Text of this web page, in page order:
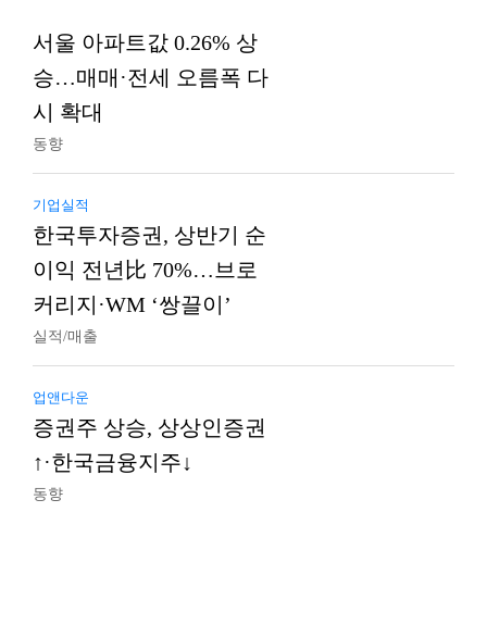
서울 아파트값 0.26% 상
승…매매·전세 오름폭 다
시 확대
동향
기업실적
한국투자증권, 상반기 순
이익 전년比 70%…브로
커리지·WM ‘쌍끌이’
실적/매출
업앤다운
증권주 상승, 상상인증권
↑·한국금융지주↓
동향